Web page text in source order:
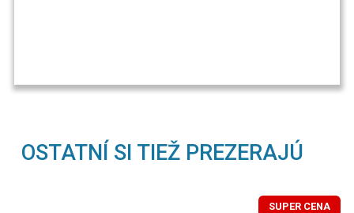
OSTATNÍ SI TIEŽ PREZERAJÚ
SUPER CENA